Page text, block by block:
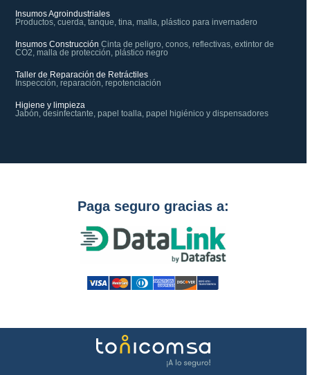
Insumos Agroindustriales
Productos, cuerda, tanque, tina, malla, plástico para invernadero
Insumos Construcción Cinta de peligro, conos, reflectivas, extintor de
CO2, malla de protección, plástico negro
Taller de Reparación de Retráctiles
Inspección, reparación, repotenciación
Higiene y limpieza
Jabón, desinfectante, papel toalla, papel higiénico y dispensadores
Paga seguro gracias a: